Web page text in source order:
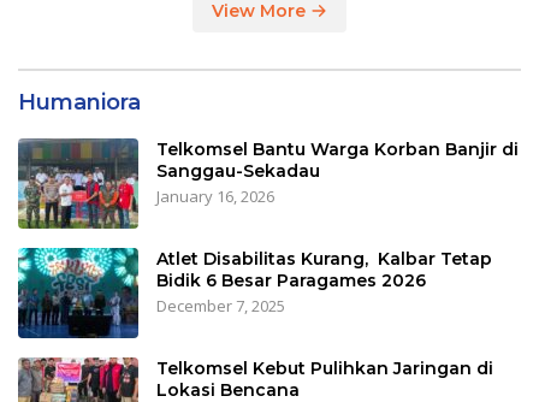
View More
Humaniora
Telkomsel Bantu Warga Korban Banjir di
Sanggau-Sekadau
January 16, 2026
Atlet Disabilitas Kurang, Kalbar Tetap
Bidik 6 Besar Paragames 2026
December 7, 2025
Telkomsel Kebut Pulihkan Jaringan di
Lokasi Bencana